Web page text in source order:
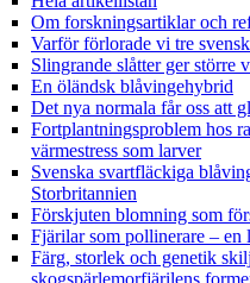
Om forskningsartiklar och
Varför förlorade vi tre
Slingrande slåtter ger större
En öländsk blåvingehybrid
Det nya normala får oss att
Fortplantningsproblem hos
värmestress som larver
Svenska svartfläckiga
Storbritannien
Förskjuten blomning som
Fjärilar som pollinerare – en
Färg, storlek och genetik
skogspärlemorfjärilens